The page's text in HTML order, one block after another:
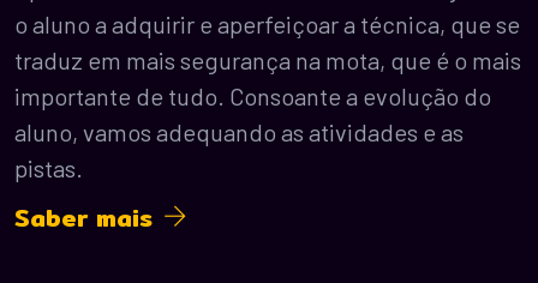
o aluno a adquirir e aperfeiçoar a técnica, que se
traduz em mais segurança na mota, que é o mais
importante de tudo. Consoante a evolução do
aluno, vamos adequando as atividades e as
pistas.
Saber mais